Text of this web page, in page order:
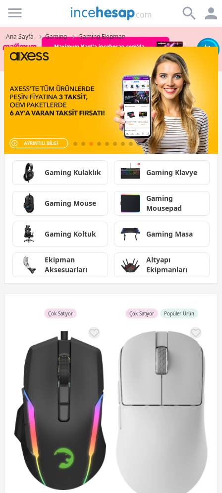
Incehesap
Ana Sayfa Gaming Gaming Ekipman
Gaming Kulaklık Gaming Klavye
Gaming Mouse
Gaming
Mousepad
Gaming Koltuk Gaming Masa
Ekipman
Aksesuarları
Altyapı
Ekipmanları
Çok Satıyor Çok Satıyor Popüler Ürün